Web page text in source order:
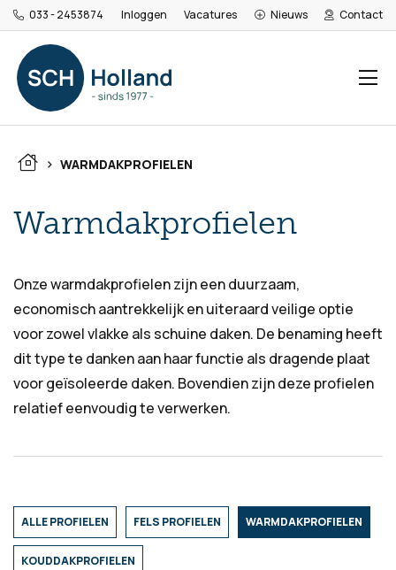
033 - 2453874 Inloggen Vacatures Nieuws Contact
> WARMDAKPROFIELEN
Warmdakprofielen
Onze warmdakprofielen zijn een duurzaam,
economisch aantrekkelijk en uiteraard veilige optie
voor zowel vlakke als schuine daken. De benaming heeft
dit type te danken aan haar functie als dragende plaat
voor geïsoleerde daken. Bovendien zijn deze profielen
relatief eenvoudig te verwerken.
ALLE PROFIELEN FELS PROFIELEN WARMDAKPROFIELEN
KOUDDAKPROFIELEN